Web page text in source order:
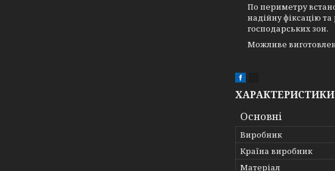
По периметру
надійну фіксацію
господарських зон.
Можливе
ХАРАКТЕРИСТИКИ
Основні
Виробник
Країна виробник
Матеріал